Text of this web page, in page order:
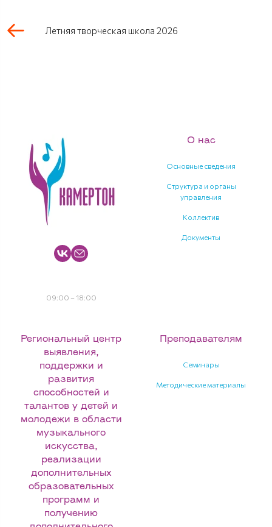
Летняя творческая школа 2026
09:00 – 18:00
О нас
Основные сведения
Структура и органы
управления
Коллектив
Документы
Региональный центр
выявления,
поддержки и
развития
способностей и
талантов у детей и
молодежи в области
музыкального
искусства,
реализации
дополнительных
образовательных
программ и
получению
Преподавателям
Семинары
Методические материалы